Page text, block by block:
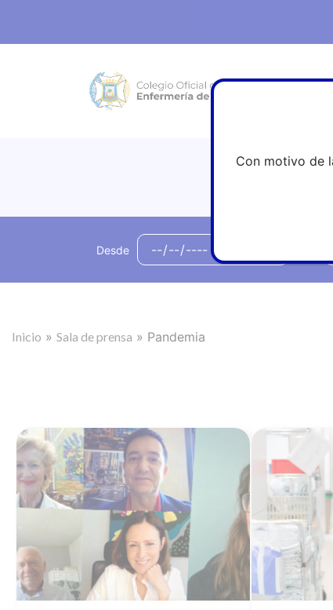
Desde
Inicio » Sala de prensa » Pandemia
Ver noticia
Con motivo de